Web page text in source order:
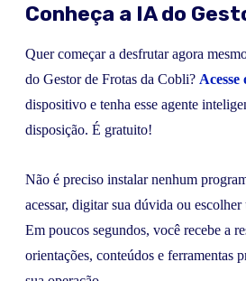
Conheça a IA do
Quer começar a desfrutar agora
do Gestor de Frotas da Cobli?
dispositivo e tenha esse agente
disposição. É gratuito!
Não é preciso instalar nenhum
acessar, digitar sua dúvida ou
Em poucos segundos, você recebe a
orientações, conteúdos e ferramentas